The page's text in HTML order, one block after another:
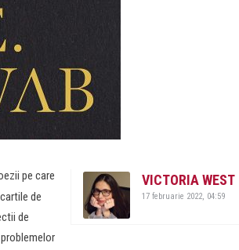
VICTORIA WEST
17 februarie 2022, 04:59
pe care
de
de